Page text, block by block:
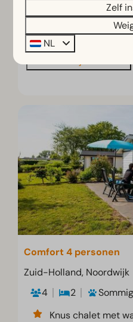
vr 21 - ma 24
Comfort 4 personen
Zuid-Holland, Noordwijk
4
2
Knus chalet met
Zelf
NL